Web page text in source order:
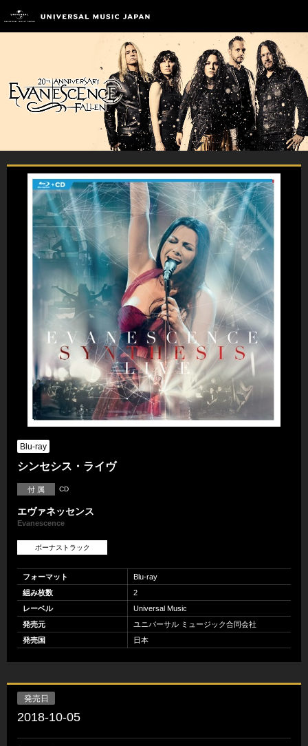
Blu-ray
シンセシス・ライヴ
付 属 CD
エヴァネッセンス
Evanescence
ボーナストラック
フォーマット
Blu-ray
組み枚数
2
レーベル
Universal Music
発売元
ユニバーサル ミュージック合同会社
発売国
日本
発売日
2018-10-05